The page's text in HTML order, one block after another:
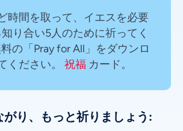
時間を取って、イエスを必要
り合い5人のために祈ってく
の「Pray for All」をダウンロ
ください。 祝福 カード。
がり、もっと祈りましょう: